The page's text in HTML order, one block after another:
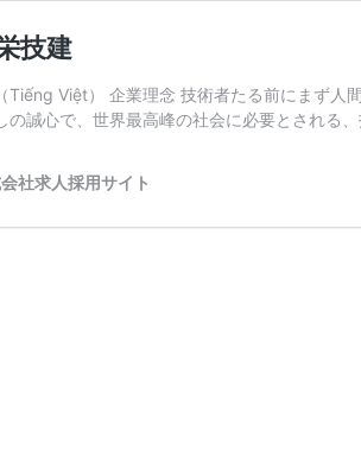
技建
Tiếng Việt） 企業理念 技術者たる前にまず人
の誠心で、世界最高峰の社会に必要とされる
社求人採用サイト